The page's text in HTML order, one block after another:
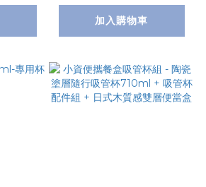
加入購物車